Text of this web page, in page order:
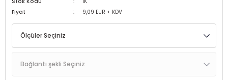
Fiyat
9,09 EUR + KDV